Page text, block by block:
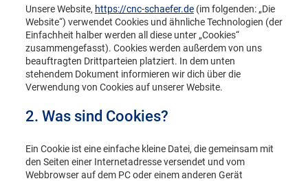
Unsere Website, https://cnc-schaefer.de(im folgenden: „Die
Website“) verwendet Cookies und ähnliche Technologien (der
Einfachheit halber werden all diese unter „Cookies“
zusammengefasst). Cookies werden außerdem von uns
beauftragten Drittparteien platziert. In dem unten
stehendem Dokument informieren wir dich über die
Verwendung von Cookies auf unserer Website.
2. Was sind Cookies?
Ein Cookie ist eine einfache kleine Datei, die gemeinsam mit
den Seiten einer Internetadresse versendet und vom
Webbrowser auf dem PC oder einem anderen Gerät